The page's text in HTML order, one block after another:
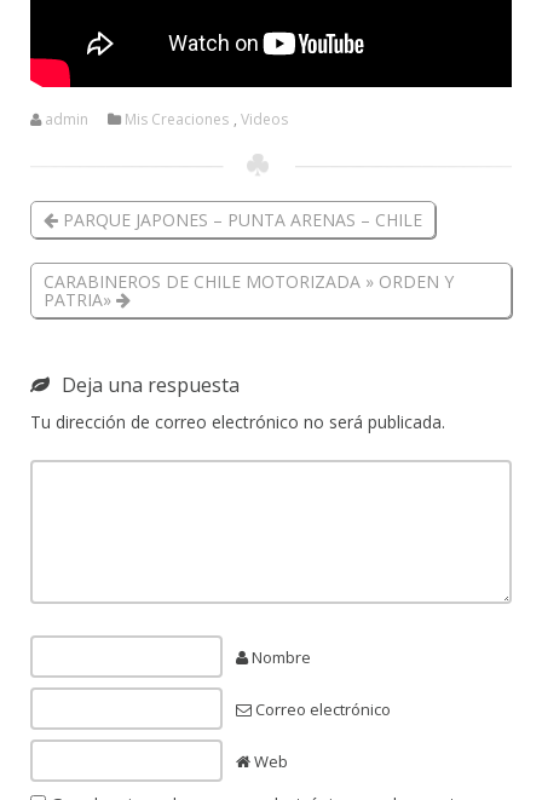
admin Mis Creaciones , Videos
PARQUE JAPONES – PUNTA ARENAS – CHILE
CARABINEROS DE CHILE MOTORIZADA » ORDEN Y
PATRIA»
Deja una respuesta
Tu dirección de correo electrónico no será publicada.
Nombre
Correo electrónico
Web